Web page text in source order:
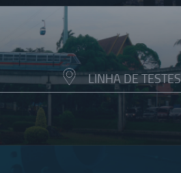
LINHA DE TESTES